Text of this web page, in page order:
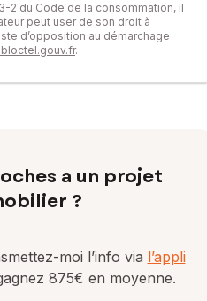
2 du Code de la consommation, il
peut user de son droit à
d’opposition au démarchage
.
a un projet
?
moi l’info via l’appli
875€ en moyenne.